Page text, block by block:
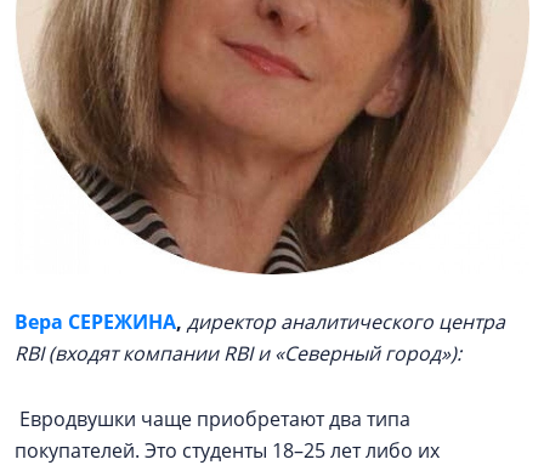
Вера СЕРЕЖИНА, директор аналитического центра
RBI (входят компании RBI и «Северный город»):
Евродвушки чаще приобретают два типа
покупателей. Это студенты 18–25 лет либо их